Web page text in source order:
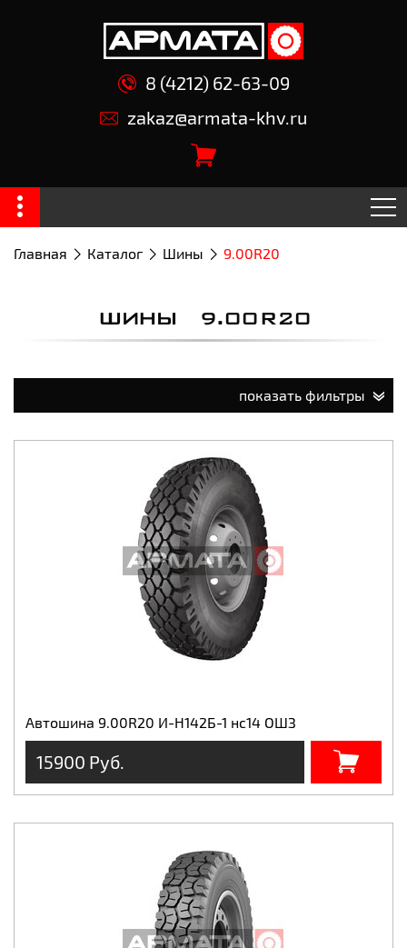
8 (4212) 62-63-09
zakaz@armata-khv.ru
Главная Каталог Шины 9.00R20
ШИНЫ 9.00R20
показать фильтры
Автошина 9.00R20 И-Н142Б-1 нс14 ОШЗ
15900 Руб.